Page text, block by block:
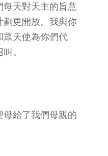
每天對天主的旨意
劃更開放。我與你
眾天使為你們代
。
給了我們母親的